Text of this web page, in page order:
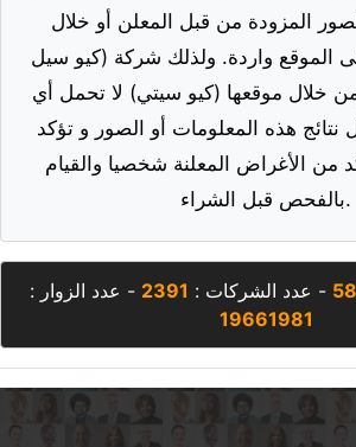
المزودة من قبل المعلن أو خلال
الموقع واردة. ولذلك شركة (كيو سيل
خلال موقعها (كيو سيتي) لا تحمل أي
نتائج هذه المعلومات أو الصور و تؤكد
من الأغراض المعلنة شخصيا والقيام
بالفحص قبل الشراء.
- عدد الشركات : 2391 - عدد الزوار :
19661981